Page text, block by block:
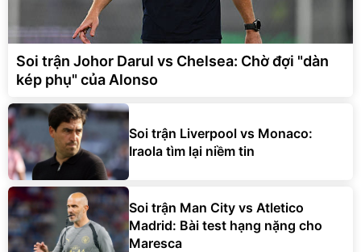
Soi trận Johor Darul vs Chelsea: Chờ đợi "dàn
kép phụ" của Alonso
Soi trận Liverpool vs Monaco:
Iraola tìm lại niềm tin
Soi trận Man City vs Atletico
Madrid: Bài test hạng nặng cho
Maresca